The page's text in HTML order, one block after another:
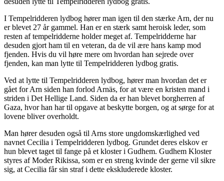
I Tempelridderen lydbog hører man igen til den stærke Arn, der nu
er blevet 27 år gammel. Han er en stærk samt heroisk leder, som
resten af tempelridderne holder meget af. Tempelridderne har
desuden gjort ham til en veteran, da de vil ære hans kamp mod
fjenden. Hvis du vil høre mere om hvordan han sejrede over
fjenden, kan man lytte til Tempelridderen lydbog gratis.
Ved at lytte til Tempelridderen lydbog, hører man hvordan det er
gået for Arn siden han forlod Arnäs, for at være en kristen mand i
striden i Det Hellige Land. Siden da er han blevet borgherren af
Gaza, hvor han har til opgave at beskytte borgen, og at sørge for at
lovene bliver overholdt.
Man hører desuden også til Arns store ungdomskærlighed ved
navnet Cecilia i Tempelridderen lydbog. Grundet deres elskov er
hun blevet taget til fange på et kloster i Gudhem. Gudhem Kloster
styres af Moder Rikissa, som er en streng kvinde der gerne vil sikre
sig, at Cecilia får sin straf i dette ekskluderede kloster.